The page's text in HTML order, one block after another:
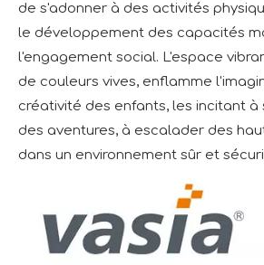
de s'adonner à des activités
le développement des capacités
l'engagement social. L'espace
de couleurs vives, enflamme
créativité des enfants, les incitant à
des aventures, à escalader des
dans un environnement sûr et